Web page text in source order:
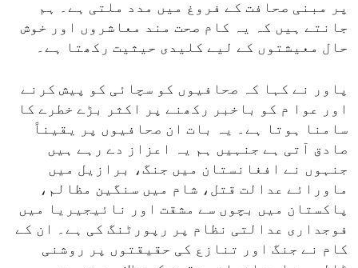
پر مبنی صحافت کے فروغ میں مدد ملتی ہے۔ ہم
جانتے ہیں کہ یہ کام صحت مند معاشروں اور خوش
حال معیشتوں کے لیے کلیدی حیثیت رکھتا ہے۔
پاور نے کہا کہ صحافیوں کو سچائی کو پیش کرنے
اور عوا م کو باخبر رکھنے پر اکثر بڑے خطرے کا
سامنا ہوتا ہے۔ یہ بات ان صحافیوں پر یقیناً
صادق آتی ہے جنہیں ہم یہ اعزاز دے رہے ہیں
جنہوں نے افغانستان میں جنگ، برازیل میں
ماورائے عدالت قتل، شام میں سنگین مظالم،
پاکستان میں بچوں سے مشقت اور نائیجیریا میں
فوجداری عدالتی نظام پر رپورٹنگ کی ہے۔ ان کے
کام نے جنگ اور تنازع کی حقیقتوں پر روشنی